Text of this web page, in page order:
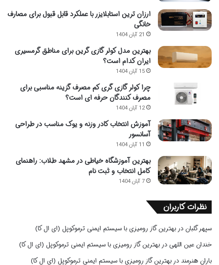
ارزان ترین استابلایزر با عملکرد قابل قبول برای مصارف
خانگی
21 آبان 1404
بهترین مدل کولر گازی گرین برای مناطق گرمسیری
ایران کدام است؟
15 آبان 1404
چرا کولر گازی گری کم مصرف گزینه مناسبی برای
مصرف کنندگان حرفه ای است؟
12 آبان 1404
آموزش انتخاب کادر وزنه و یوک مناسب در طراحی
آسانسور
11 آبان 1404
بهترین آموزشگاه خیاطی در مشهد طلاب: راهنمای
کامل انتخاب و ثبت نام
7 آبان 1404
نظرات کاربران
سپهر گلبان در بهترین گاز رومیزی با سیستم ایمنی ترموکوپل (ای ال کا)
خندان عین اللهی در بهترین گاز رومیزی با سیستم ایمنی ترموکوپل (ای ال کا)
باران هنرمند در بهترین گاز رومیزی با سیستم ایمنی ترموکوپل (ای ال کا)